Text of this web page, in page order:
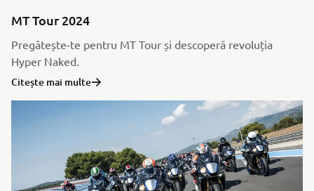
MT Tour 2024
Pregătește-te pentru MT Tour și descoperă revoluția
Hyper Naked.
Citește mai multe